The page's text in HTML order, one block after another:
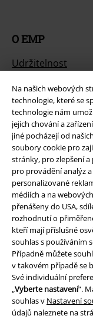
Na našich webových
technologie, které se
technologie nám
jejich chování a
jiné pocházejí od
soubory cookie pro
stránky, pro zlepšení
pro provádění analýz
personalizované
médiích a na
přenášeny do USA,
rozhodnutí o
kteří mají příslušné
souhlas s používáním
Případně můžete
v takovém případě se
Své individuální
„Vyberte nastavení“.
souhlas v Nastavení
údajů naleznete na
O EMP
Udržitelnost